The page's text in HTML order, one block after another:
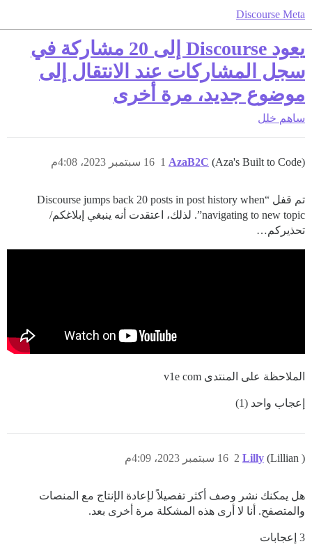
Discourse Meta
يعود Discourse إلى 20 مشاركة في
سجل المشاركات عند الانتقال إلى
موضوع جديد، مرة أخرى
ساهم خلل
AzaB2C (Aza's Built to Code) 16 سبتمبر 2023، 4:08م 1
تم قفل “Discourse jumps back 20 posts in post history when
navigating to new topic”. لذلك، اعتقدت أنه ينبغي إبلاغكم/
تحذيركم…
الملاحظة على المنتدى v1e com
إعجاب واحد (1)
Lilly (Lillian ) 16 سبتمبر 2023، 4:09م 2
هل يمكنك نشر وصف أكثر تفصيلاً لإعادة الإنتاج مع المنصات
والمتصفح. أنا لا أرى هذه المشكلة مرة أخرى بعد.
3 إعجابات